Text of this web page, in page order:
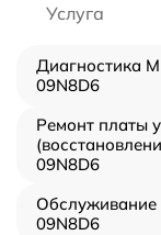
Услуга
Диагностика
09N8D6
Ремонт платы
09N8D6
Обслуживание
09N8D6